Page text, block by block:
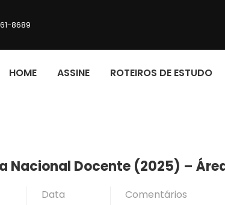
8689
HOME ASSINE ROTEIROS DE ESTUDO
Nacional Docente (2025) –
Data
Comentários